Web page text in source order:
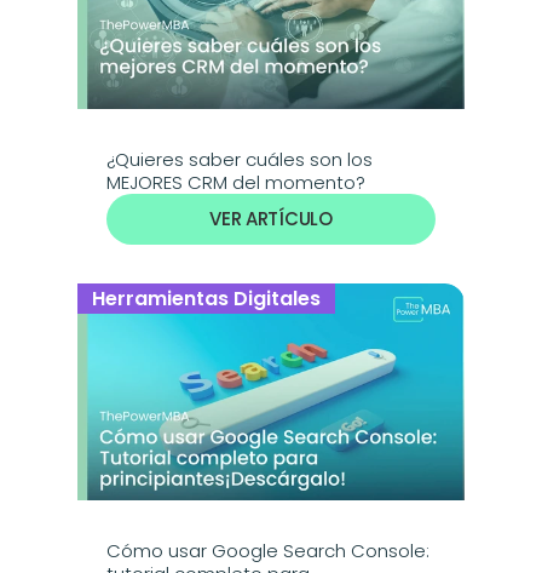
¿Quieres saber cuáles son los
MEJORES CRM del momento?
VER ARTÍCULO
Herramientas Digitales
Cómo usar Google Search Console: